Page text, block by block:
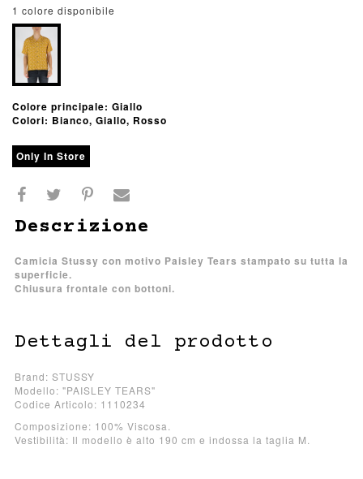
1 colore disponibile
Colore principale: Giallo
Colori: Bianco, Giallo, Rosso
Only In Store
Descrizione
Camicia Stussy con motivo Paisley Tears stampato su tutta la
superficie.
Chiusura frontale con bottoni.
Dettagli del prodotto
Brand: STUSSY
Modello: "PAISLEY TEARS"
Codice Articolo: 1110234
Composizione: 100% Viscosa.
Vestibilità: Il modello è alto 190 cm e indossa la taglia M.